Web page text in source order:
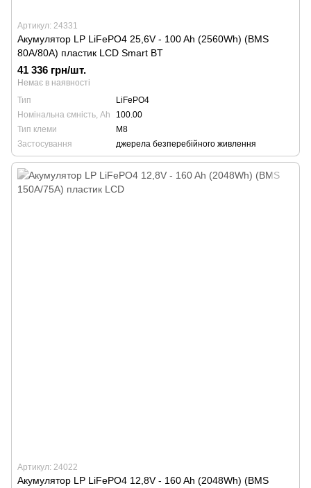
Артикул: 24331
Акумулятор LP LiFePO4 25,6V - 100 Ah (2560Wh) (BMS
80A/80А) пластик LCD Smart BT
41 336 грн/шт.
Немає в наявності
Тип
LiFePO4
Номінальна ємність, Ah
100.00
Тип клеми
М8
Застосування
джерела безперебійного живлення
Артикул: 24022
Акумулятор LP LiFePO4 12,8V - 160 Ah (2048Wh) (BMS